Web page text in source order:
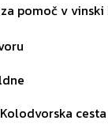
pomoč v
cesta